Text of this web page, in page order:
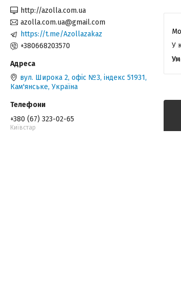
У
http://azolla.com.ua
azolla.com.ua@gmail.com
https://t.me/Azollazakaz
+380668203570
вул. Широка 2, офіс №3, індекс 51931,
Кам'янське, Україна
+380 (67) 323-02-65
Київстар